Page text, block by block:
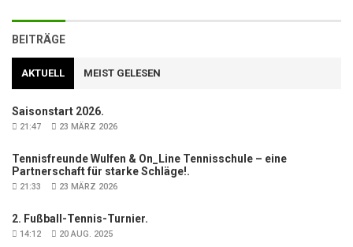
BEITRÄGE
AKTUELL MEIST GELESEN
Saisonstart 2026.
21:47 23 MÄRZ 2026
Tennisfreunde Wulfen & On_Line Tennisschule – eine
Partnerschaft für starke Schläge!.
21:33 23 MÄRZ 2026
2. Fußball-Tennis-Turnier.
14:12 20 AUG. 2025